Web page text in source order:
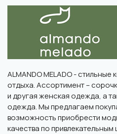
ALMANDO MELADO -
отдыха. Ассортимент –
и другая женская одежда, а
одежда. Мы предлагаем
возможность приобрести
качества по